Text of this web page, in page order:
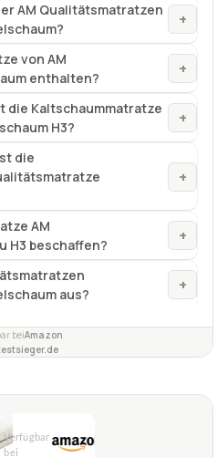
AM Qualitätsmatratzen
+
von AM
enthalten?
+
die Kaltschaummatratze
H3?
+
die
+
AM
H3 beschaffen?
+
aus?
+
beiAmazon